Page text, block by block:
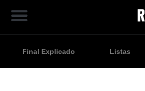
Final Explicado Listas